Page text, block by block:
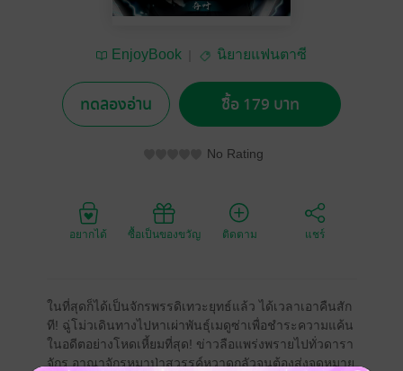
EnjoyBook นิยายแฟนตาซี
ทดลองอ่าน ซื้อ 179 บาท
No Rating
อยากได้ ซื้อเป็นของขวัญ ติดตาม แชร์
ในที่สุดก็ได้เป็นจักรพรรดิเทวะยุทธ์แล้ว ได้เวลาเอาคืนสัก
ที! ฉู่โม่วเดินทางไปหาเผ่าพันธุ์เมดูซ่าเพื่อชำระความแค้น
ในอดีตอย่างโหดเหี้ยมที่สุด! ข่าวลือแพร่งพรายไปทั่วดารา
จักร อาณาจักรหมาป่าสวรรค์หวาดกลัวจนต้องส่งจดหมาย